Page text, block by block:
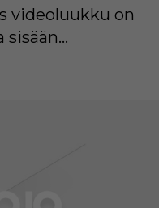
videoluukku on